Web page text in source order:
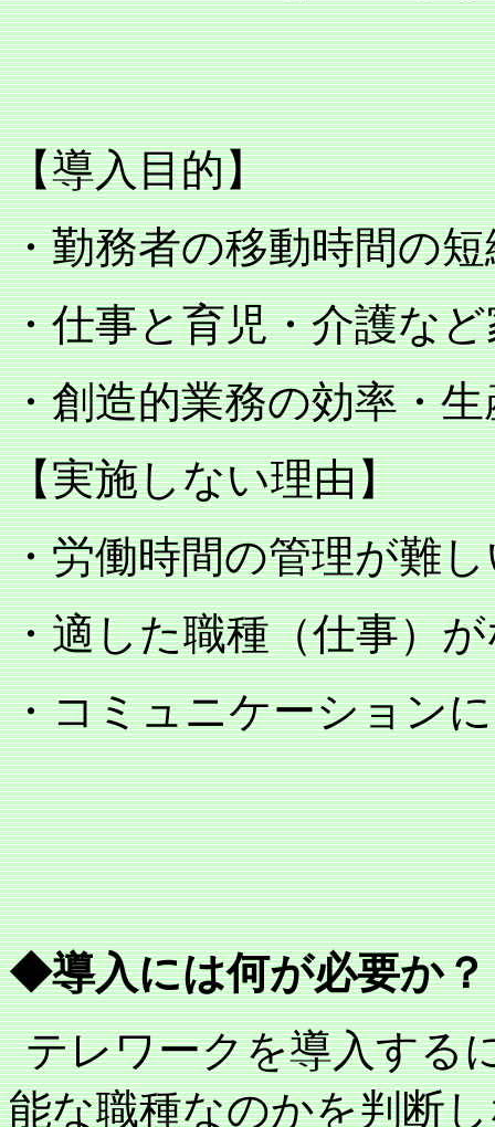
【導入目的】
・勤務者の移動時間の
・仕事と育児・介護な
・創造的業務の効率・
【実施しない理由】
・労働時間の管理が難
・適した職種（仕事）
・コミュニケーション
◆導入には何が必要か？
テレワークを導入する
能な職種なのかを判断